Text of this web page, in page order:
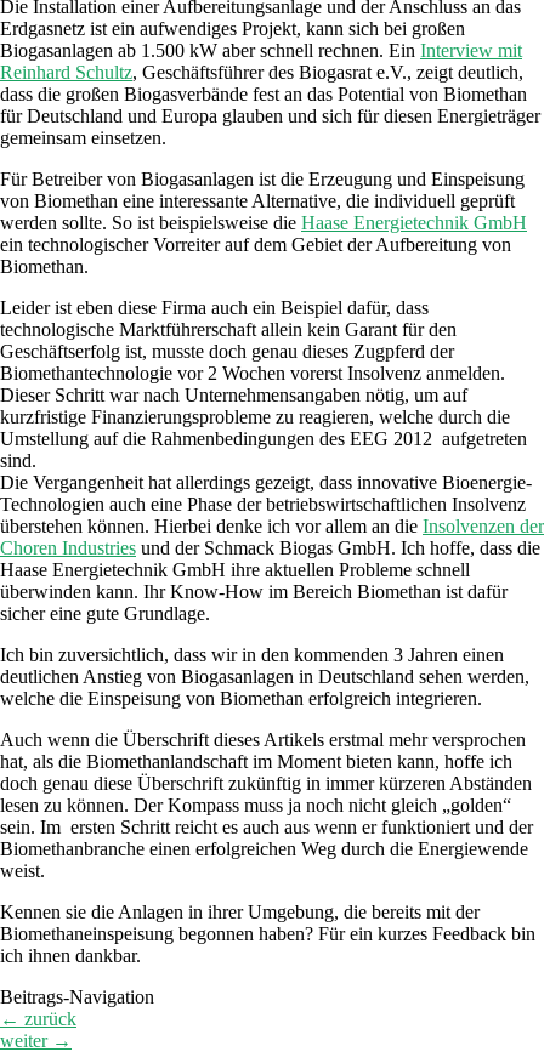
Die Installation einer Aufbereitungsanlage und der Anschluss an das
Erdgasnetz ist ein aufwendiges Projekt, kann sich bei großen
Biogasanlagen ab 1.500 kW aber schnell rechnen. Ein Interview mit
Reinhard Schultz, Geschäftsführer des Biogasrat e.V., zeigt deutlich,
dass die großen Biogasverbände fest an das Potential von Biomethan
für Deutschland und Europa glauben und sich für diesen Energieträger
gemeinsam einsetzen.
Für Betreiber von Biogasanlagen ist die Erzeugung und Einspeisung
von Biomethan eine interessante Alternative, die individuell geprüft
werden sollte. So ist beispielsweise die Haase Energietechnik GmbH
ein technologischer Vorreiter auf dem Gebiet der Aufbereitung von
Biomethan.
Leider ist eben diese Firma auch ein Beispiel dafür, dass
technologische Marktführerschaft allein kein Garant für den
Geschäftserfolg ist, musste doch genau dieses Zugpferd der
Biomethantechnologie vor 2 Wochen vorerst Insolvenz anmelden.
Dieser Schritt war nach Unternehmensangaben nötig, um auf
kurzfristige Finanzierungsprobleme zu reagieren, welche durch die
Umstellung auf die Rahmenbedingungen des EEG 2012 aufgetreten
sind.
Die Vergangenheit hat allerdings gezeigt, dass innovative Bioenergie-
Technologien auch eine Phase der betriebswirtschaftlichen Insolvenz
überstehen können. Hierbei denke ich vor allem an die Insolvenzen der
Choren Industries und der Schmack Biogas GmbH. Ich hoffe, dass die
Haase Energietechnik GmbH ihre aktuellen Probleme schnell
überwinden kann. Ihr Know-How im Bereich Biomethan ist dafür
sicher eine gute Grundlage.
Ich bin zuversichtlich, dass wir in den kommenden 3 Jahren einen
deutlichen Anstieg von Biogasanlagen in Deutschland sehen werden,
welche die Einspeisung von Biomethan erfolgreich integrieren.
Auch wenn die Überschrift dieses Artikels erstmal mehr versprochen
hat, als die Biomethanlandschaft im Moment bieten kann, hoffe ich
doch genau diese Überschrift zukünftig in immer kürzeren Abständen
lesen zu können. Der Kompass muss ja noch nicht gleich „golden“
sein. Im ersten Schritt reicht es auch aus wenn er funktioniert und der
Biomethanbranche einen erfolgreichen Weg durch die Energiewende
weist.
Kennen sie die Anlagen in ihrer Umgebung, die bereits mit der
Biomethaneinspeisung begonnen haben? Für ein kurzes Feedback bin
ich ihnen dankbar.
Beitrags-Navigation
← zurück
weiter →